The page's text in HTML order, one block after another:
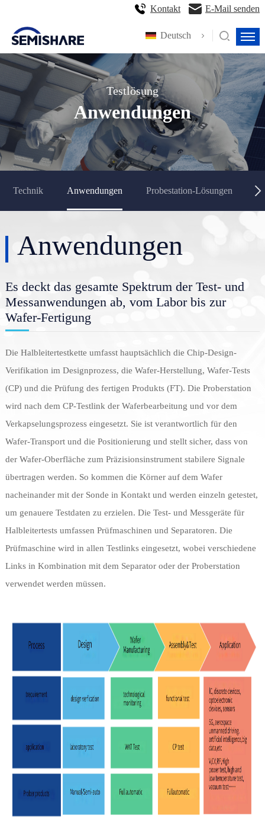
Deutsch
Kontakt E-Mail senden
Testlösung
Anwendungen
Technik Anwendungen Probestation-Lösungen
Anwendungen
Es deckt das gesamte Spektrum der Test- und
Messanwendungen ab, vom Labor bis zur
Wafer-Fertigung
Die Halbleitertestkette umfasst hauptsächlich die Chip-Design-
Verifikation im Designprozess, die Wafer-Herstellung, Wafer-Tests
(CP) und die Prüfung des fertigen Produkts (FT). Die Proberstation
wird nach dem CP-Testlink der Waferbearbeitung und vor dem
Verkapselungsprozess eingesetzt. Sie ist verantwortlich für den
Wafer-Transport und die Positionierung und stellt sicher, dass von
der Wafer-Oberfläche zum Präzisionsinstrument stabilere Signale
übertragen werden. So kommen die Körner auf dem Wafer
nacheinander mit der Sonde in Kontakt und werden einzeln getestet,
um genauere Testdaten zu erzielen. Die Test- und Messgeräte für
Halbleitertests umfassen Prüfmaschinen und Separatoren. Die
Prüfmaschine wird in allen Testlinks eingesetzt, wobei verschiedene
Links in Kombination mit dem Separator oder der Proberstation
verwendet werden müssen.